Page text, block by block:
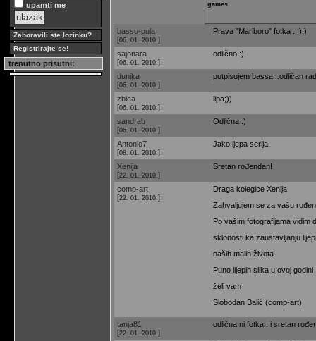
upamti me
Zaboravili ste lozinku?
Registrirajte se!
trenutno prisutni:
games
basso-pula
[06. 01. 2010. ]
Prava "Marlboro" fotka .::);)
sajonara
[06. 01. 2010. ]
odlično :)
dunjka
[06. 01. 2010. ]
potpisujem bassa...odličan
zbica
[06. 01. 2010. ]
lipa;))
sandrab
[06. 01. 2010. ]
Odlična :)
Antonio7
[08. 01. 2010. ]
Jako ljepa serija.
Xenija
[22. 01. 2010. ]
Sretan rođendan!
comp-art
[22. 01. 2010. ]
Draga kolegice Xenija
Zahvaljujem se za vašu
Po vašim fotografijama vidim
sklonosti ka zaustavljanju
naših malih života.
Puno lijepih slika u ovoj godini
želi vam
Slobodan Balić (comp-art)
tanja81
[22. 01. 2010. ]
odlična ni fotka.. i sretan